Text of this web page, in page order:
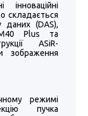
складається
даних (DAS),
Plus та
ASiR-
зображення
режимі
пучка